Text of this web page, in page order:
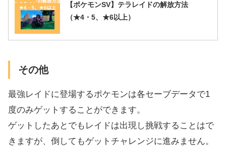
【ポケモンSV】テラレイドの解放方法
（★4・5、★6以上）
その他
最強レイドに登場するポケモンは各セーブデータで1
度のみゲットすることができます。
ゲットしたあとでもレイドは出現し挑戦することはで
きますが、倒してもゲットチャレンジに進みません。